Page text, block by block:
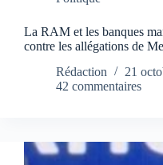
La RAM et les banques
contre les allégations de
Rédaction
21
42 commentaires